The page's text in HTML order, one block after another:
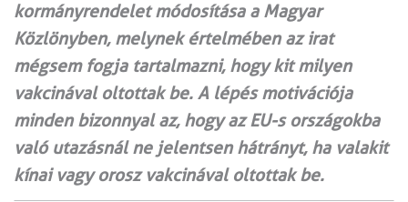
kormányrendelet módosítása a Magyar
Közlönyben, melynek értelmében az irat
mégsem fogja tartalmazni, hogy kit milyen
vakcinával oltottak be. A lépés motivációja
minden bizonnyal az, hogy az EU-s országokba
való utazásnál ne jelentsen hátrányt, ha valakit
kínai vagy orosz vakcinával oltottak be.